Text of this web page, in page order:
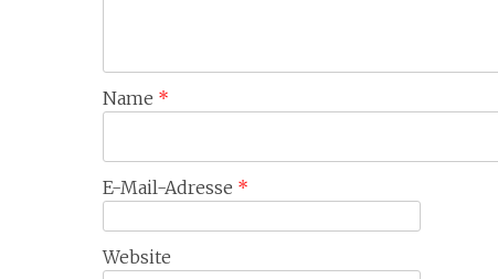
Name *
E-Mail-Adresse *
Website